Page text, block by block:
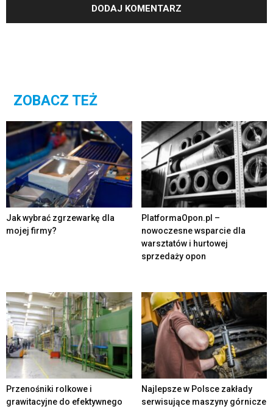
ZOBACZ TEŻ
Jak wybrać zgrzewarkę dla
mojej firmy?
PlatformaOpon.pl –
nowoczesne wsparcie dla
warsztatów i hurtowej
sprzedaży opon
Przenośniki rolkowe i
grawitacyjne do efektywnego
Najlepsze w Polsce zakłady
serwisujące maszyny górnicze